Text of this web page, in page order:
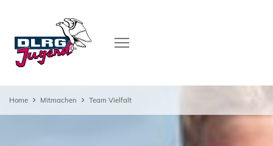
Home Mitmachen Team Vielfalt